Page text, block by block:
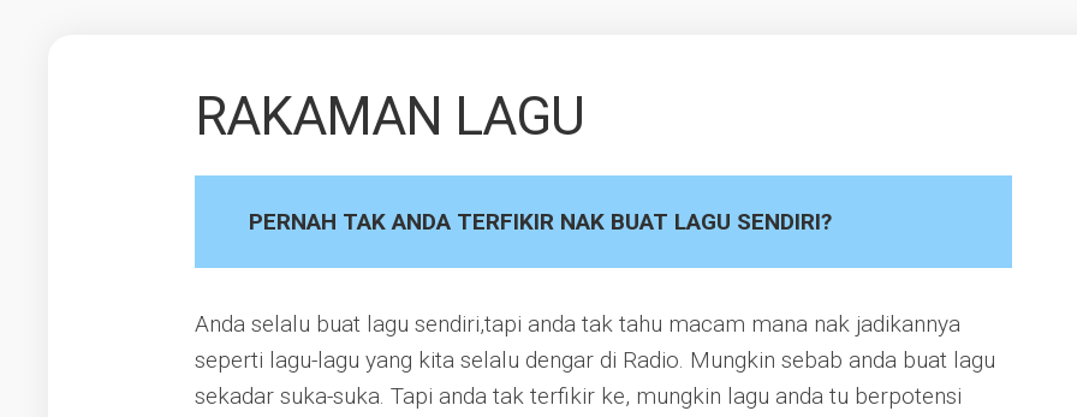
RAKAMAN LAGU
PERNAH TAK ANDA TERFIKIR NAK BUAT LAGU SENDIRI?
Anda selalu buat lagu sendiri,tapi anda tak tahu macam mana nak jadikannya
seperti lagu-lagu yang kita selalu dengar di Radio. Mungkin sebab anda buat lagu
sekadar suka-suka. Tapi anda tak terfikir ke, mungkin lagu anda tu berpotensi